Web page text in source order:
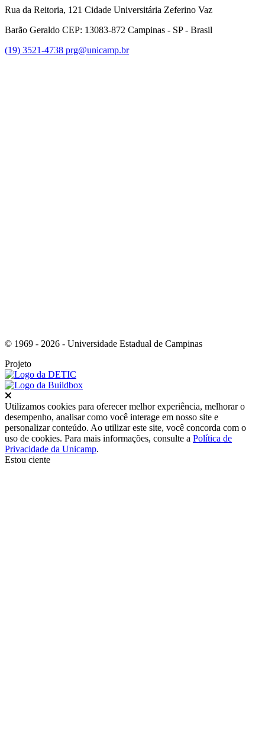
Rua da Reitoria, 121 Cidade Universitária Zeferino Vaz
Barão Geraldo CEP: 13083-872 Campinas - SP - Brasil
(19) 3521-4738 prg@unicamp.br
© 1969 - 2026 - Universidade Estadual de Campinas
Projeto
Utilizamos cookies para oferecer melhor experiência, melhorar o
desempenho, analisar como você interage em nosso site e
personalizar conteúdo. Ao utilizar este site, você concorda com o
uso de cookies. Para mais informações, consulte a Política de
Privacidade da Unicamp.
Estou ciente